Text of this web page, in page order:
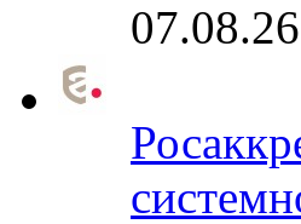
07.08.26